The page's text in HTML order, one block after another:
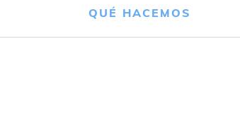
QUÉ HACEMOS